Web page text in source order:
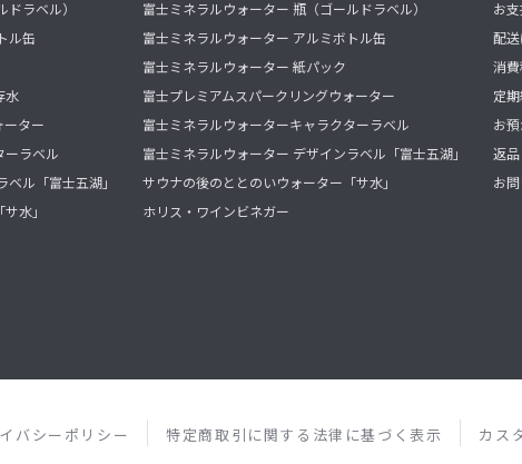
ラベル）
ル缶
水
ーター
ーラベル
ル「富士五湖」
水」
富士ミネラルウォーター 瓶（ゴールドラベル）
富士ミネラルウォーター アルミボトル缶
富士ミネラルウォーター 紙パック
富士プレミアムスパークリングウォーター
富士ミネラルウォーターキャラクターラベル
富士ミネラルウォーター デザインラベル「富士五湖」
サウナの後のととのいウォーター「サ水」
ホリス・ワインビネガー
お
配
消
定
お
返
お
バシーポリシー 特定商取引に関する法律に基づく表示 カス